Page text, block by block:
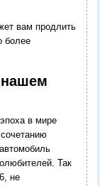
вам продлить
более
нашем
в мире
Так
не